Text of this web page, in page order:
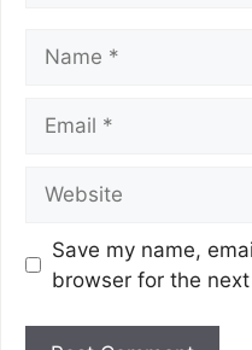
Save my name,
browser for the